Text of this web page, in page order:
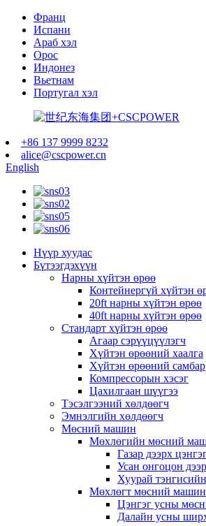
Франц
Испани
Араб хэл
Орос
Индонез
Вьетнам
Португал хэл
+86 137 9999 8232
alice@cscpower.cn
English
Нүүр хуудас
Бүтээгдэхүүн
Нарны хүйтэн өрөө
Контейнергүй хүйтэн
20ft нарны хүйтэн өрөө
40ft нарны хүйтэн өрөө
Стандарт хүйтэн өрөө
Агаар сэрүүцүүлэгч
Хүйтэн өрөөний хаалга
Хүйтэн өрөөний самбар
Компрессорын хэсэг
Цахилгаан шүүгээ
Тэсэлгээний хөлдөөгч
Эмнэлгийн хөлдөөгч
Мөсний машин
Мөхлөгийн мөсний
Газар дээрх
Усан онгоцон
Хуурай
Мөхлөгт мөсний машин
Цэнгэг усны
Далайн усны